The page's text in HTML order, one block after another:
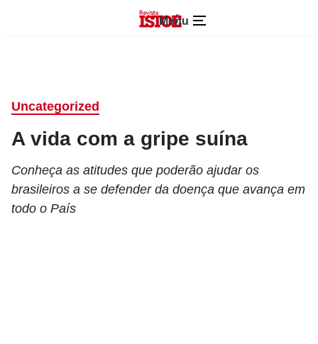
Menu
Uncategorized
A vida com a gripe suína
Conheça as atitudes que poderão ajudar os
brasileiros a se defender da doença que avança em
todo o País